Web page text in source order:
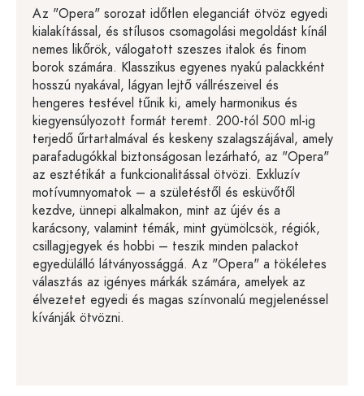
Az "Opera" sorozat időtlen eleganciát ötvöz egyedi
kialakítással, és stílusos csomagolási megoldást kínál
nemes likőrök, válogatott szeszes italok és finom
borok számára. Klasszikus egyenes nyakú palackként
hosszú nyakával, lágyan lejtő vállrészeivel és
hengeres testével tűnik ki, amely harmonikus és
kiegyensúlyozott formát teremt. 200-tól 500 ml-ig
terjedő űrtartalmával és keskeny szalagszájával, amely
parafadugókkal biztonságosan lezárható, az "Opera"
az esztétikát a funkcionalitással ötvözi. Exkluzív
motívumnyomatok – a születéstől és esküvőtől
kezdve, ünnepi alkalmakon, mint az újév és a
karácsony, valamint témák, mint gyümölcsök, régiók,
csillagjegyek és hobbi – teszik minden palackot
egyedülálló látványossággá. Az "Opera" a tökéletes
választás az igényes márkák számára, amelyek az
élvezetet egyedi és magas színvonalú megjelenéssel
kívánják ötvözni.